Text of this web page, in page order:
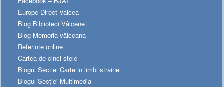
Europe Direct Valcea
Blog Biblioteci Vâlcene
Blog Memoria vâlceana
Referinte online
Cartea de cinci stele
Blogul Sectiei Carte in limbi straine
Blogul Secției Multimedia